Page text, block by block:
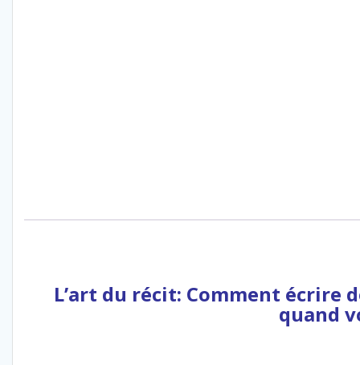
L’art du récit: Comment écrire
quand